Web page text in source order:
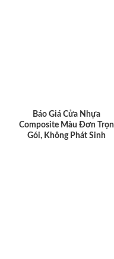
Báo Giá Cửa Nhựa
Composite Màu Đơn Trọn
Gói, Không Phát Sinh